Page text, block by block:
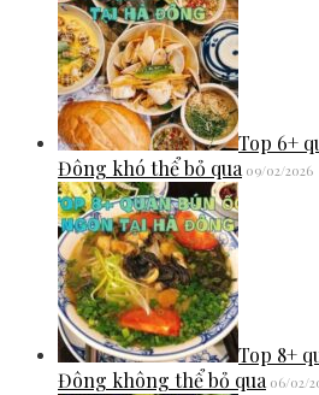
Top 6+
Đông khó thể bỏ qua09/02/2026
Top 8+
Đông không thể bỏ qua06/02/